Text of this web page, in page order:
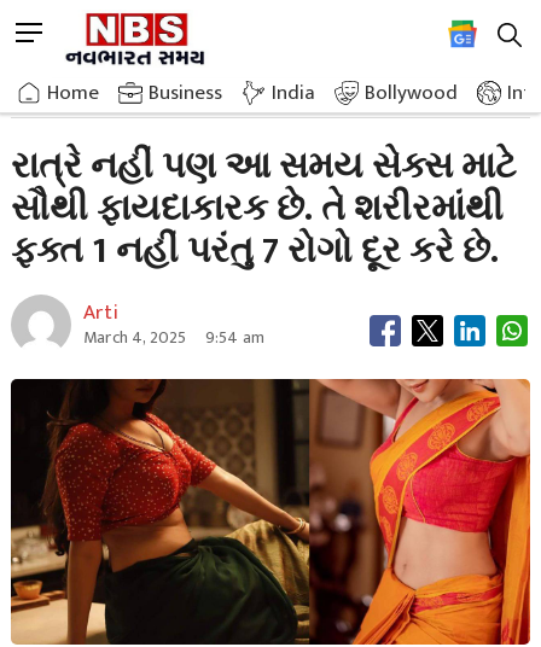
to
content
M
n
u
u
t
t
o
n
Home Business India Bollywood
Home»Breaking News»Not The Night But This Time Is The Most Beneficia
રાત્રે નહીં પણ આ સમય સેક્સ માટે
સૌથી ફાયદાકારક છે. તે શરીરમાંથી
ફક્ત 1 નહીં પરંતુ 7 રોગો દૂર કરે છે.
Arti
March 4, 2025 9:54 am